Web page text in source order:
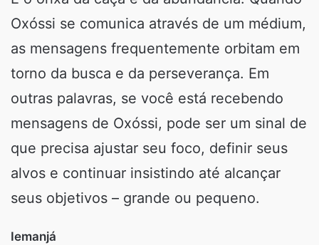
Oxóssi se comunica através de um médium,
as mensagens frequentemente orbitam em
torno da busca e da perseverança. Em
outras palavras, se você está recebendo
mensagens de Oxóssi, pode ser um sinal de
que precisa ajustar seu foco, definir seus
alvos e continuar insistindo até alcançar
seus objetivos – grande ou pequeno.
Iemanjá